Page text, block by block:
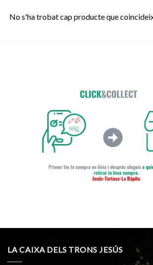
No s'ha trobat cap producte que
LA CAIXA DELS TRONS JESÚS